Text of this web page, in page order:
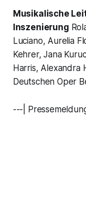
Musikalische
Inszenierung
Luciano, Aurelia
Kehrer, Jana
Harris, Alexandra
Deutschen Oper
---|